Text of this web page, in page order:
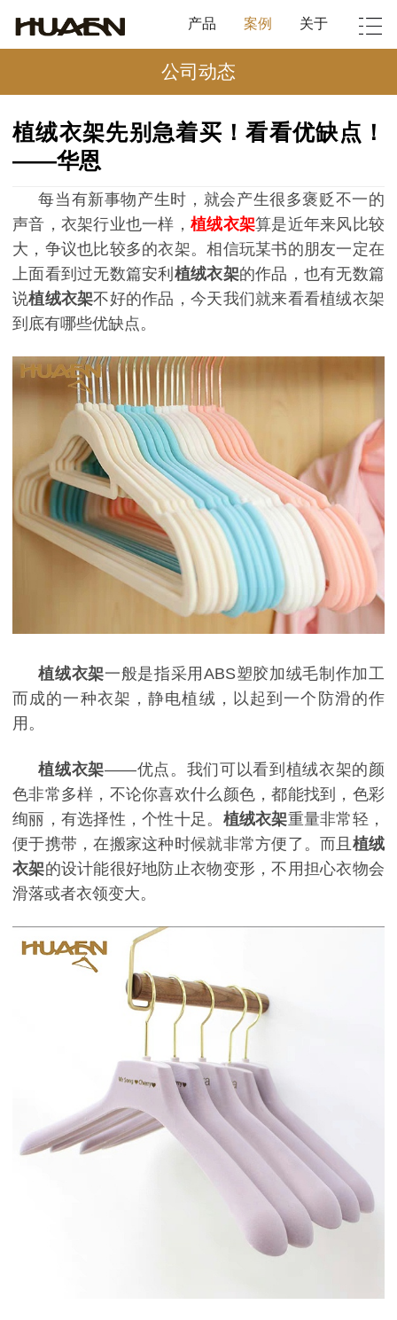
产品 案例 关于
公司动态
植绒衣架先别急着买！看看优缺点！
——华恩
每当有新事物产生时，就会产生很多褒贬不一的
声音，衣架行业也一样， 植绒衣架算是近年来风比较
大，争议也比较多的衣架。相信玩某书的朋友一定在
上面看到过无数篇安利 植绒衣架的作品，也有无数篇
说植绒衣架不好的作品，今天我们就来看看植绒衣架
到底有哪些优缺点。
植绒衣架一般是指采用ABS塑胶加绒毛制作加工
而成的一种衣架，静电植绒，以起到一个防滑的作
用。
植绒衣架——优点。我们可以看到植绒衣架的颜
色非常多样，不论你喜欢什么颜色，都能找到，色彩
绚丽，有选择性，个性十足。 植绒衣架重量非常轻，
便于携带，在搬家这种时候就非常方便了。而且 植绒
衣架的设计能很好地防止衣物变形，不用担心衣物会
滑落或者衣领变大。